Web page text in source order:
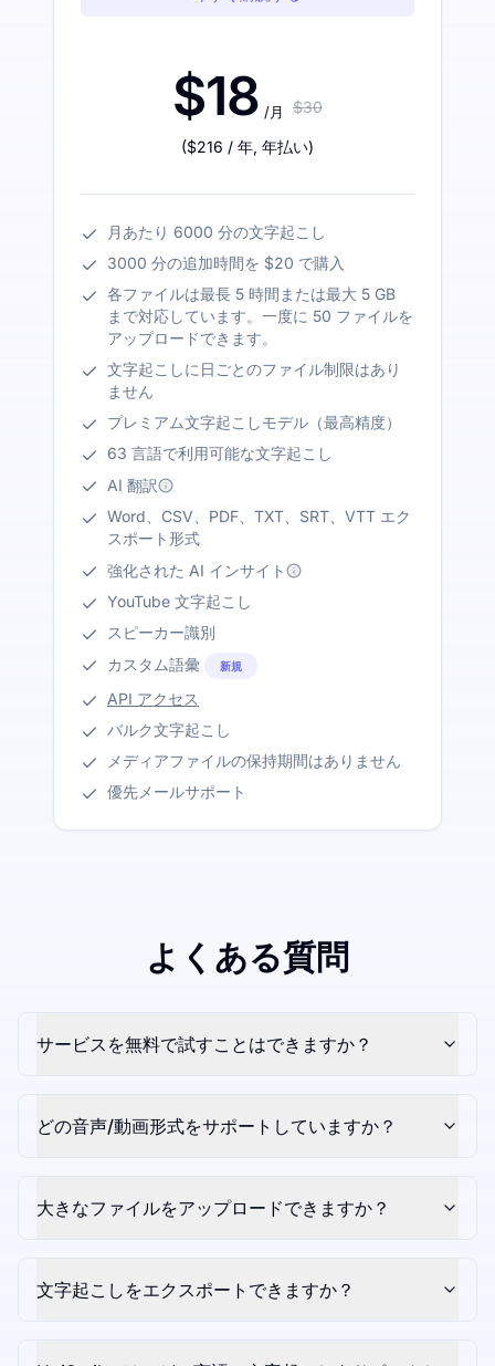
$18 /月 $30
($216 / 年, 年払い)
月あたり 6000 分の文字起こし
3000 分の追加時間を $20 で購入
各ファイルは最長 5 時間または最大 5 GB
まで対応しています。一度に 50 ファイルを
アップロードできます。
文字起こしに日ごとのファイル制限はあり
ません
プレミアム文字起こしモデル（最高精度）
63 言語で利用可能な文字起こし
AI 翻訳
Word、CSV、PDF、TXT、SRT、VTT エク
スポート形式
強化された AI インサイト
YouTube 文字起こし
スピーカー識別
カスタム語彙
新規
API アクセス
バルク文字起こし
メディアファイルの保持期間はありません
優先メールサポート
よくある質問
サービスを無料で試すことはできますか？
どの音声/動画形式をサポートしていますか？
大きなファイルをアップロードできますか？
文字起こしをエクスポートできますか？